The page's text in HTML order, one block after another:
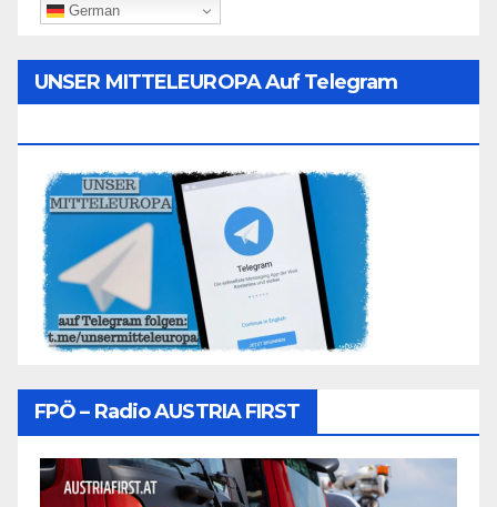
German
UNSER MITTELEUROPA Auf Telegram
FPÖ – Radio AUSTRIA FIRST